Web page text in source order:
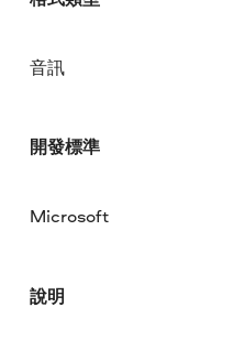
音訊
開發標準
Microsoft
說明